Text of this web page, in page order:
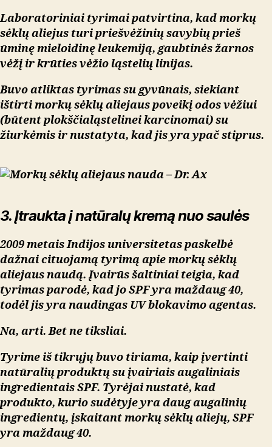
Laboratoriniai tyrimai patvirtina, kad morkų
sėklų aliejus turi priešvėžinių savybių prieš
ūminę mieloidinę leukemiją, gaubtinės žarnos
vėžį ir krūties vėžio ląstelių linijas.
Buvo atliktas tyrimas su gyvūnais, siekiant
ištirti morkų sėklų aliejaus poveikį odos vėžiui
(būtent plokščialąstelinei karcinomai) su
žiurkėmis ir nustatyta, kad jis yra ypač stiprus.
3. Įtraukta į natūralų kremą nuo saulės
2009 metais Indijos universitetas paskelbė
dažnai cituojamą tyrimą apie morkų sėklų
aliejaus naudą. Įvairūs šaltiniai teigia, kad
tyrimas parodė, kad jo SPF yra maždaug 40,
todėl jis yra naudingas UV blokavimo agentas.
Na, arti. Bet ne tiksliai.
Tyrime iš tikrųjų buvo tiriama, kaip įvertinti
natūralių produktų su įvairiais augaliniais
ingredientais SPF. Tyrėjai nustatė, kad
produkto, kurio sudėtyje yra daug augalinių
ingredientų, įskaitant morkų sėklų aliejų, SPF
yra maždaug 40.